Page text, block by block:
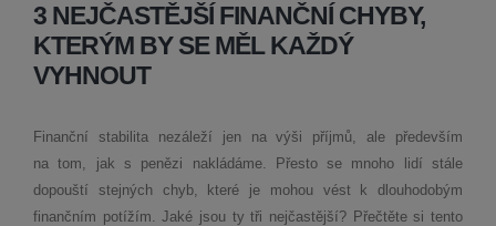
3 NEJČASTĚJŠÍ FINANČNÍ CHYBY,
KTERÝM BY SE MĚL KAŽDÝ
VYHNOUT
Finanční stabilita nezáleží jen na výši příjmů, ale především
na tom, jak s penězi nakládáme. Přesto se mnoho lidí stále
dopouští stejných chyb, které je mohou vést k dlouhodobým
finančním potížím. Jaké jsou ty tři nejčastější? Přečtěte si tento